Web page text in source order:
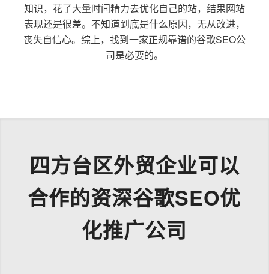
知识，花了大量时间精力去优化自己的站，结果网站
表现还是很差。不知道到底是什么原因，无从改进，
丧失自信心。综上，找到一家正规靠谱的谷歌SEO公
司是必要的。
四方台区外贸企业可以
合作的资深谷歌SEO优
化推广公司